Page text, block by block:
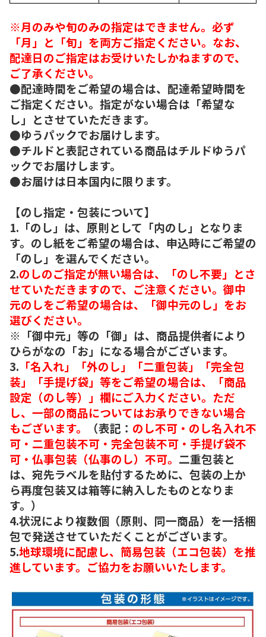
※月のみや旬のみの指定はできません。必ず
「月」と「旬」を両方ご指定ください。なお、
配達日のご指定はお受けいたしかねますので、
ご了承ください。
●配達時間をご希望の場合は、配達希望時間を
ご指定ください。指定がない場合は「希望な
し」とさせていただきます。
●ゆうパックでお届けします。
●チルドと表記されている商品はチルドゆうパ
ックでお届けします。
●お届けは日本国内に限ります。
【のし指定・包装について】
1.「のし」は、原則として「内のし」となりま
す。のし紙をご希望の場合は、申込時にご希望の
「のし」を選んでください。
2.のしのご指定が無い場合は、「のし不要」とさ
せていただきますので、ご注意ください。御中
元のしをご希望の場合は、「御中元のし」をお
選びください。
※「御中元」等の「御」は、商品提供者により
ひらがなの「お」になる場合がございます。
3. 「名入れ」「外のし」「二重包装」「完全包
装」「手提げ袋」等をご希望の場合は、「商品
設定（のし等）」欄にご入力ください。ただ
し、一部の商品についてはお承りできない場合
もございます。
（表記： のし不可・のし名入れ不
可・二重包装不可・完全包装不可・手提げ袋不
可・仏事包装（仏事のし）不可。 二重包装と
は、宛先ラベルを貼付するために、包装の上か
ら再度包装又は箱等に納入したものとなりま
す。）
4.状況により複数個（原則、同一商品）を一括梱
包で発送させていただくことがございます。
5.地球環境に配慮し、簡易包装（エコ包装）を推
進しています。ご協力をお願いいたします。